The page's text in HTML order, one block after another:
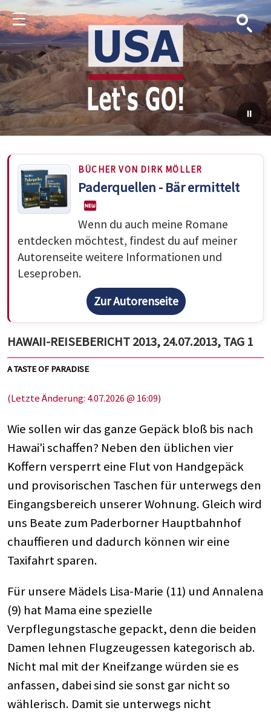
Menu Suche
BÜCHER VON DIRK MÖLLER
Paderquellen - Bär ermittelt
Wenn du auch meine Romane
entdecken möchtest, findest du auf meiner
Autorenseite weitere Informationen und
Leseproben.
Zur Autorenseite
HAWAII-REISEBERICHT 2013, 24.07.2013, TAG 1
A TASTE OF PARADISE
(Letzte Änderung: 4.07.2026 @ 16:09)
Wie sollen wir das ganze Gepäck bloß bis nach
Hawai'i schaffen? Neben den üblichen vier
Koffern versperrt eine Flut von Handgepäck
und provisorischen Taschen für unterwegs den
Eingangsbereich unserer Wohnung. Gleich wird
uns Beate zum Paderborner Hauptbahnhof
chauffieren und dadurch können wir eine
Taxifahrt sparen.
Für unsere Mädels Lisa-Marie (11) und Annalena
(9) hat Mama eine spezielle
Verpflegungstasche gepackt, denn die beiden
Damen lehnen Flugzeugessen kategorisch ab.
Nicht mal mit der Kneifzange würden sie es
anfassen, dabei sind sie sonst gar nicht so
wählerisch. Damit sie unterwegs nicht